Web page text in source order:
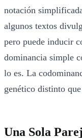
notación
algunos textos
pero puede inducir
dominancia simple
lo es. La
genético distinto
Una Sola